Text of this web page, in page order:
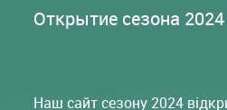
Открытие сезона 2024
Наш сайт сезону 2024